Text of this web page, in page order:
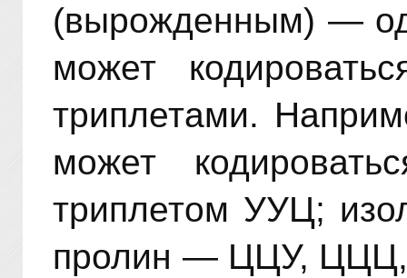
(вырожденным) —
может
триплетами.
может
триплетом УУЦ;
пролин — ЦЦУ,